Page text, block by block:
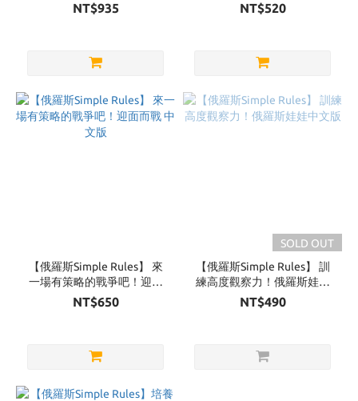
NT$935 NT$520
【俄羅斯Simple Rules】 來
一場有策略的戰爭吧！迎面
而戰 中文版
NT$650
SOLD OUT
【俄羅斯Simple Rules】 訓
練高度觀察力！俄羅斯娃娃
中文版
NT$490